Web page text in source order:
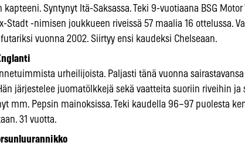
kapteeni. Syntynyt Itä-Saksassa. Teki 9-vuotiaana BSG Motor
Stadt -nimisen joukkueen riveissä 57 maalia 16 ottelussa.
vuonna 2002. Siirtyy ensi kaudeksi Chelseaan.
urheilijoista. Paljasti tänä vuonna sairastavansa
järjestelee juomatölkkejä sekä vaatteita suoriin riveihin ja
mm. Pepsin mainoksissa. Teki kaudella 96–97 puolesta
31 vuotta.